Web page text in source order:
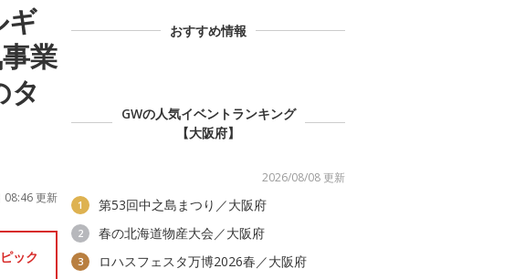
ギ
業
タ
08:46 更新
ック
おすすめ情報
GWの人気イベントランキング
【大阪府】
2026/08/08 更新
1 第53回中之島まつり／大阪府
2 春の北海道物産大会／大阪府
3 ロハスフェスタ万博2026春／大阪府